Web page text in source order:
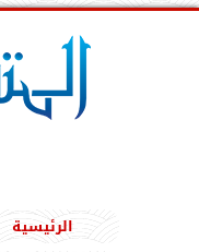
الرئيسية